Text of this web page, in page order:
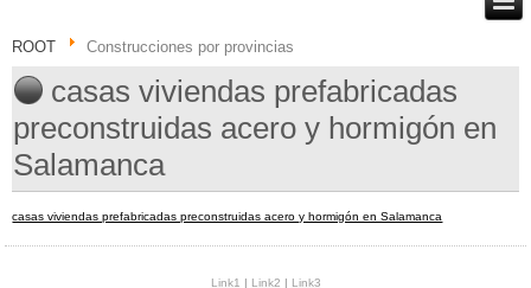
ROOT Construcciones por provincias
casas viviendas prefabricadas
preconstruidas acero y hormigón en
Salamanca
casas viviendas prefabricadas preconstruidas acero y hormigón en Salamanca
Link1 | Link2 | Link3